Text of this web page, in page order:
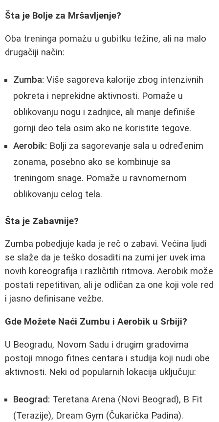
Šta je Bolje za Mršavljenje?
Oba treninga pomažu u gubitku težine, ali na malo
drugačiji način:
Zumba: Više sagoreva kalorije zbog intenzivnih
pokreta i neprekidne aktivnosti. Pomaže u
oblikovanju nogu i zadnjice, ali manje definiše
gornji deo tela osim ako ne koristite tegove.
Aerobik: Bolji za sagorevanje sala u određenim
zonama, posebno ako se kombinuje sa
treningom snage. Pomaže u ravnomernom
oblikovanju celog tela.
Šta je Zabavnije?
Zumba pobedjuje kada je reč o zabavi. Većina ljudi
se slaže da je teško dosaditi na zumi jer uvek ima
novih koreografija i različitih ritmova. Aerobik može
postati repetitivan, ali je odličan za one koji vole red
i jasno definisane vežbe.
Gde Možete Naći Zumbu i Aerobik u Srbiji?
U Beogradu, Novom Sadu i drugim gradovima
postoji mnogo fitnes centara i studija koji nudi obe
aktivnosti. Neki od popularnih lokacija uključuju:
Beograd: Teretana Arena (Novi Beograd), B Fit
(Terazije), Dream Gym (Čukarička Padina).